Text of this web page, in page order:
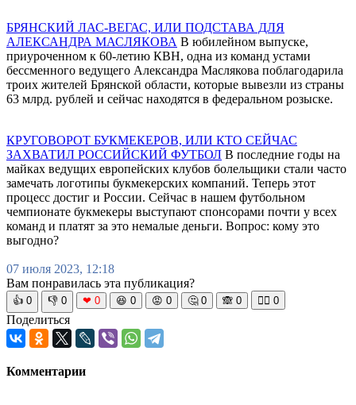
БРЯНСКИЙ ЛАС-ВЕГАС, ИЛИ ПОДСТАВА ДЛЯ
АЛЕКСАНДРА МАСЛЯКОВА В юбилейном выпуске,
приуроченном к 60-летию КВН, одна из команд устами
бессменного ведущего Александра Маслякова поблагодарила
троих жителей Брянской области, которые вывезли из страны
63 млрд. рублей и сейчас находятся в федеральном розыске.
КРУГОВОРОТ БУКМЕКЕРОВ, ИЛИ КТО СЕЙЧАС
ЗАХВАТИЛ РОССИЙСКИЙ ФУТБОЛ В последние годы на
майках ведущих европейских клубов болельщики стали часто
замечать логотипы букмекерских компаний. Теперь этот
процесс достиг и России. Сейчас в нашем футбольном
чемпионате букмекеры выступают спонсорами почти у всех
команд и платят за это немалые деньги. Вопрос: кому это
выгодно?
07 июля 2023, 12:18
Вам понравилась эта публикация?
👍 0 👎 0 ❤ 0 😆 0 😡 0 🤔 0 🙈 0 🧘‍♀️ 0
Поделиться
Комментарии